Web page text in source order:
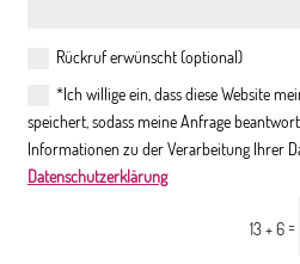
Rückruf erwünscht (optional)
*Ich willige ein, dass diese Website
speichert, sodass meine Anfrage
Informationen zu der Verarbeitung Ihrer
Datenschutzerklärung
13 + 6=